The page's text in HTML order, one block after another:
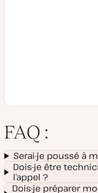
FAQ :
Serai-je poussé à
Dois-je être
l’appel ?
Dois-je préparer